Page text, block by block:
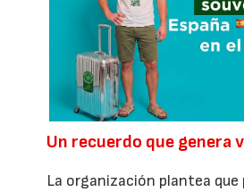
Un recuerdo que genera
La organización plantea